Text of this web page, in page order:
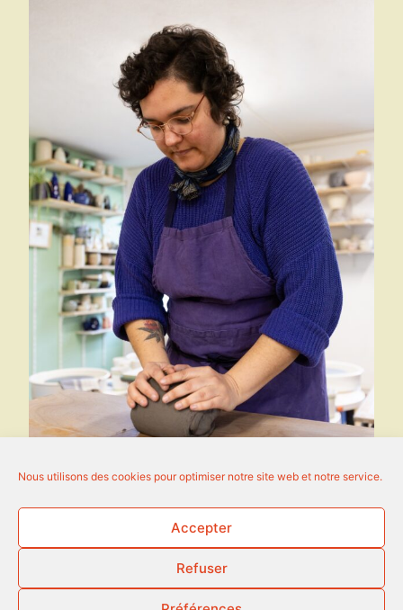
Nous utilisons des cookies pour optimiser notre site web et notre service.
Accepter
Refuser